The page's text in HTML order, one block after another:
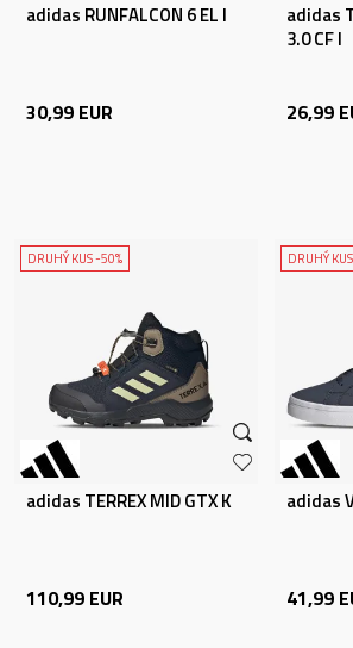
adidas RUNFALCON 6 EL I
30,99 EUR
adidas
3.0 CF I
26,99
DRUHÝ KUS -50%
adidas TERREX MID GTX K
110,99 EUR
DRUHÝ
adidas
41,99